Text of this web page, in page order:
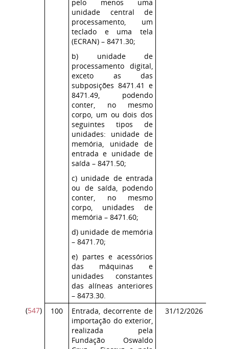
pelo menos uma
unidade central de
processamento, um
teclado e uma tela
(ECRAN) – 8471.30;
b) unidade de
processamento digital,
exceto as das
subposições 8471.41 e
8471.49, podendo
conter, no mesmo
corpo, um ou dois dos
seguintes tipos de
unidades: unidade de
memória, unidade de
entrada e unidade de
saída – 8471.50;
c) unidade de entrada
ou de saída, podendo
conter, no mesmo
corpo, unidades de
memória – 8471.60;
d) unidade de memória
– 8471.70;
e) partes e acessórios
das máquinas e
unidades constantes
das alíneas anteriores
– 8473.30.
(547) 100
Entrada, decorrente de
importação do exterior,
realizada pela
Fundação Oswaldo
31/12/2026